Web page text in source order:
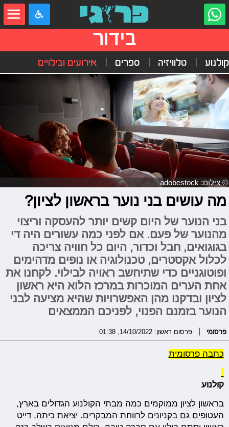
בידור
קולנוע טלוויזיה ספרים אירועים ובילויים
© צילום: adobestock
מה עושים בני נוער בראשון לציון?
בני הנוער של היום קשים יותר להעסקה וריצוי
מהנוער של פעם. אם לפני כמה עשורים היה די
בגוגואים, חבל וכדור, היום כל חוויה צריכה
לכלול אקסטרים, טכנולוגיה או נופים מדהימים
ופוטוגניים כדי שתיחשב ראויה לבילוי. לקחנו את
אחת הערים המוכרות במרכז הלוא היא ראשון
לציון ובדקנו מהן האפשרויות שהיא מציעה לבני
הנוער בזמנם הפנוי, לפניכם הממצאים
פרסומי פרסום ראשון: 14/10/2022, 01:38
כתבה פרסומית
קולנוע
בראשון לציון ממוקמים כמה מבתי הקולנוע הגדולים בארץ,
העטופים גם בקניונים לרווחת המבקרים. יציאת כיתה, דייט